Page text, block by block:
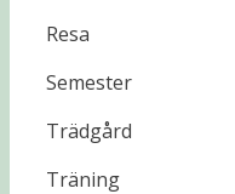
Resa
Semester
Trädgård
Träning